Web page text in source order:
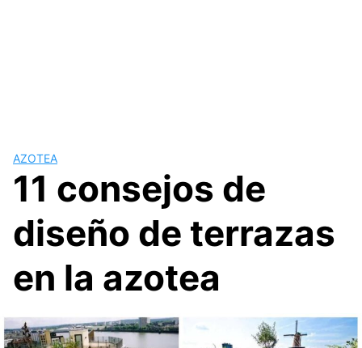
AZOTEA
11 consejos de
diseño de terrazas
en la azotea